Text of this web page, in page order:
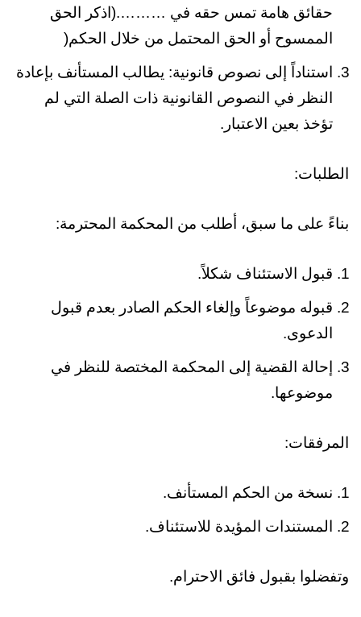
حقائق هامة تمس حقه في ……….(اذكر الحق
الممسوح أو الحق المحتمل من خلال الحكم(
استناداً إلى نصوص قانونية: يطالب المستأنف بإعادة
النظر في النصوص القانونية ذات الصلة التي لم
تؤخذ بعين الاعتبار.
الطلبات:
بناءً على ما سبق، أطلب من المحكمة المحترمة:
قبول الاستئناف شكلاً.
قبوله موضوعاً وإلغاء الحكم الصادر بعدم قبول
الدعوى.
إحالة القضية إلى المحكمة المختصة للنظر في
موضوعها.
المرفقات:
نسخة من الحكم المستأنف.
المستندات المؤيدة للاستئناف.
وتفضلوا بقبول فائق الاحترام.